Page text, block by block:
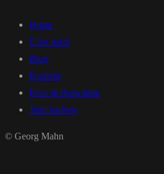
Home
Über mich
Blog
Kontakt
Preis & Broschüre
Jetzt buchen
© Georg Mahn